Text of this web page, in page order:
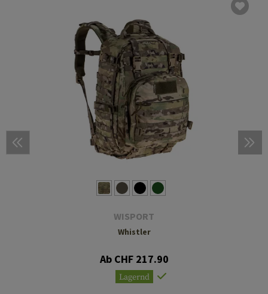
WISPORT
Whistler
Ab CHF 217.90
Lagernd